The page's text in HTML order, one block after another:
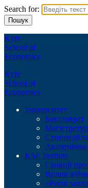
Search for:
Kyiv
School of
Economics
Kyiv
School of
Economics
Університет
Бакалаврат
Стипендії
Академічна
KSE Institute
Санкції
Вплив
«Росія